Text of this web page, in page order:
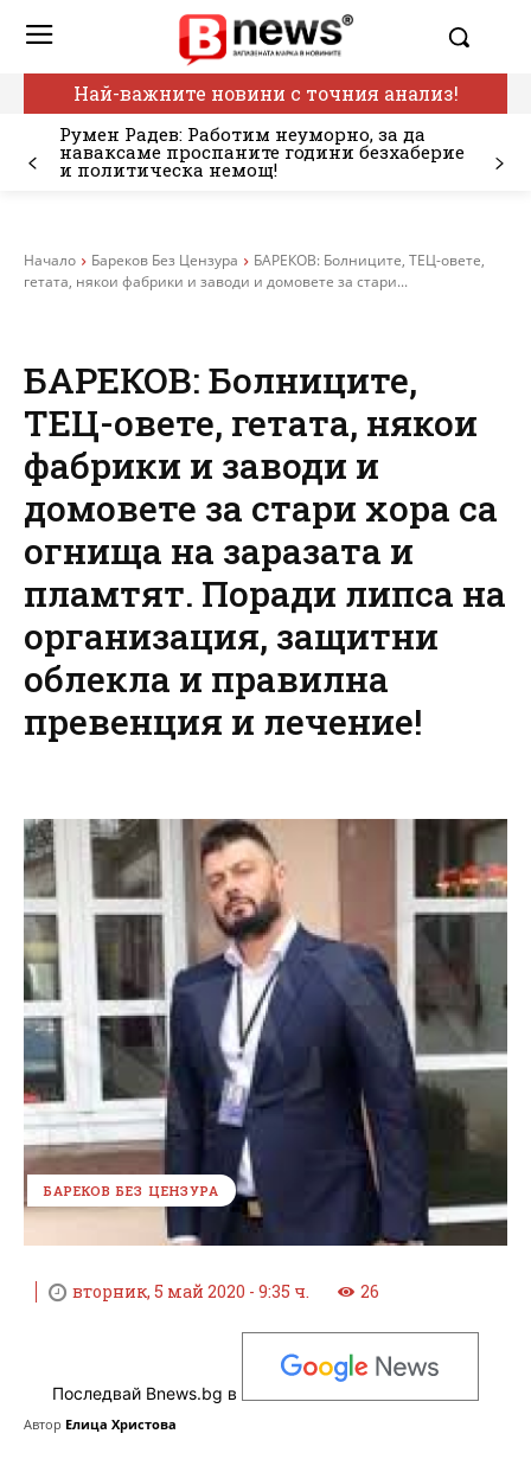
Най-важните новини с точния анализ!
Румен Радев: Работим неуморно, за да
наваксаме проспаните години безхаберие
и политическа немощ!
Начало Бареков Без Цензура
БАРЕКОВ: Болниците, ТЕЦ-овете,
гетата, някои фабрики и заводи и домовете за стари...
БАРЕКОВ: Болниците,
ТЕЦ-овете, гетата, някои
фабрики и заводи и
домовете за стари хора са
огнища на заразата и
пламтят. Поради липса на
организация, защитни
облекла и правилна
превенция и лечение!
БАРЕКОВ БЕЗ ЦЕНЗУРА
вторник, 5 май 2020 - 9:35 ч. 26
Последвай Bnews.bg в
Автор Елица Христова